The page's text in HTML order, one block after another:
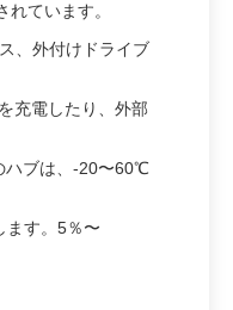
ています。
、外付けドライブ
充電したり、外部
ハブは、-20〜60℃
ます。5％〜